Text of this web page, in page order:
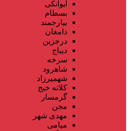
ایوانکی
بسطام
بیارجمند
دامغان
درجزین
دیباج
سرخه
شاهرود
شهمیرزاد
کلاته خیج
گرمسار
مجن
مهدی شهر
میامی